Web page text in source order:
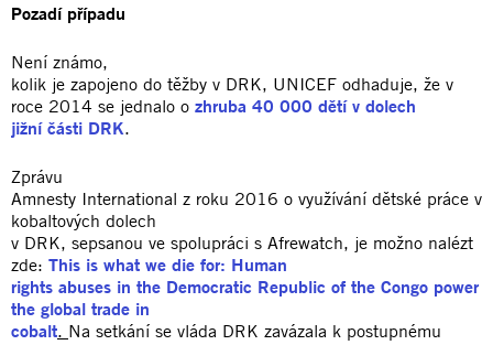
Pozadí případu
Není známo,
kolik je zapojeno do těžby v DRK, UNICEF odhaduje, že v
roce 2014 se jednalo o zhruba 40 000 dětí v dolech
jižní části DRK.
Zprávu
Amnesty International z roku 2016 o využívání dětské práce v
kobaltových dolech
v DRK, sepsanou ve spolupráci s Afrewatch, je možno nalézt
zde: This is what we die for: Human
rights abuses in the Democratic Republic of the Congo power
the global trade in
cobalt. Na setkání se vláda DRK zavázala k postupnému